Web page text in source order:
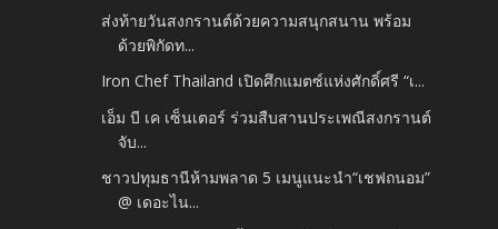
ส่งท้ายวันสงกรานต์ด้วยความสนุกสนาน พร้อม
ด้วยพิกัดท...
Iron Chef Thailand เปิดศึกแมตซ์แห่งศักดิ์ศรี “เ...
เอ็ม บี เค เซ็นเตอร์ ร่วมสืบสานประเพณีสงกรานต์
จับ...
ชาวปทุมธานีห้ามพลาด 5 เมนูแนะนำ“เชฟถนอม”
@ เดอะไน...